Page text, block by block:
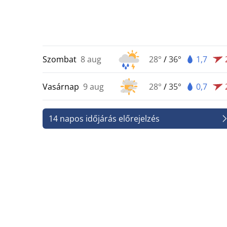
Szombat 8 aug 28° /36° 1,7
Vasárnap 9 aug 28° /35° 0,7
14 napos időjárás előrejelzés